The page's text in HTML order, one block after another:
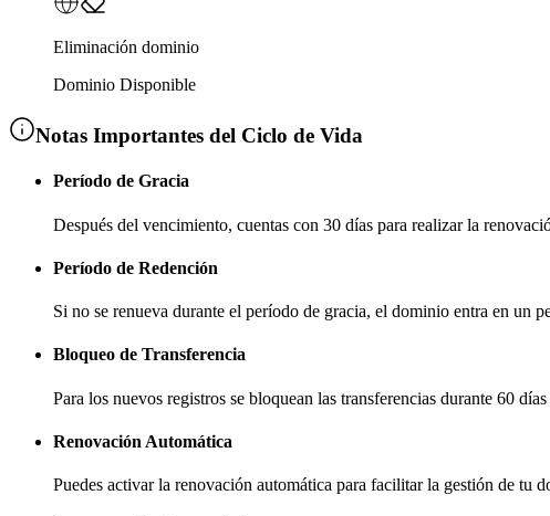
Eliminación dominio
Dominio Disponible
Notas Importantes del Ciclo de Vida
Período de Gracia
Después del vencimiento, cuentas con 30 días para realizar la
Período de Redención
Si no se renueva durante el período de gracia, el dominio entra en un
Bloqueo de Transferencia
Para los nuevos registros se bloquean las transferencias durante 60 días
Renovación Automática
Puedes activar la renovación automática para facilitar la gestión de tu